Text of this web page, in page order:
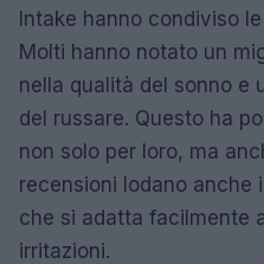
Intake hanno condiviso
Molti hanno notato un
nella qualità del sonno e
del russare. Questo ha
non solo per loro, ma
recensioni lodano anche
che si adatta facilmente
irritazioni.